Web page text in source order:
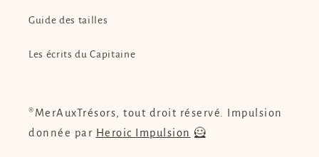
Guide des tailles
Les écrits du Capitaine
®MerAuxTrésors, tout droit réservé. Impulsion
donnée par Heroic Impulsion 🦸